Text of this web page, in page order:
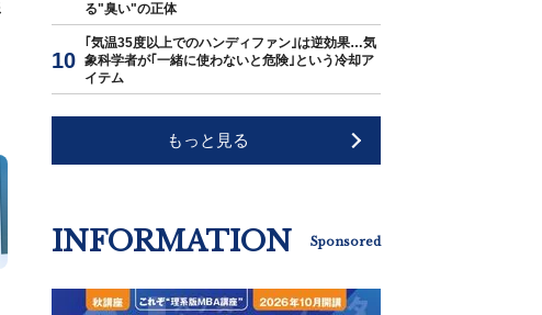
る"臭い"の正体
｢気温35度以上でのハンディファン｣は逆効果…気
象科学者が｢一緒に使わないと危険｣という冷却ア
イテム
もっと見る
INFORMATION Sponsored